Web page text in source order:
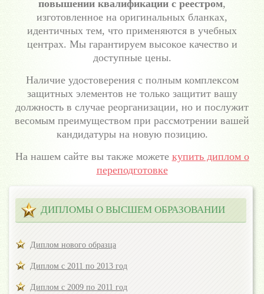
повышении квалификации с реестром,
изготовленное на оригинальных бланках,
идентичных тем, что применяются в учебных
центрах. Мы гарантируем высокое качество и
доступные цены.
Наличие удостоверения с полным комплексом
защитных элементов не только защитит вашу
должность в случае реорганизации, но и послужит
весомым преимуществом при рассмотрении вашей
кандидатуры на новую позицию.
На нашем сайте вы также можете купить диплом о
переподготовке
ДИПЛОМЫ О ВЫСШЕМ ОБРАЗОВАНИИ
Диплом нового образца
Диплом с 2011 по 2013 год
Диплом с 2009 по 2011 год